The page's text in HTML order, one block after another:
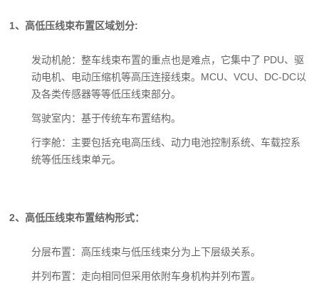
1、高低压线束布置区域划分:
发动机舱：整车线束布置的重点也是难点，它集中了 PDU、驱
动电机、电动压缩机等高压连接线束。MCU、VCU、DC-DC以
及各类传感器等等低压线束部分。
驾驶室内：基于传统车布置结构。
行李舱：主要包括充电高压线、动力电池控制系统、车载控系
统等低压线束单元。
2、高低压线束布置结构形式：
分层布置：高压线束与低压线束分为上下层级关系。
并列布置：走向相同但采用依附车身机构并列布置。